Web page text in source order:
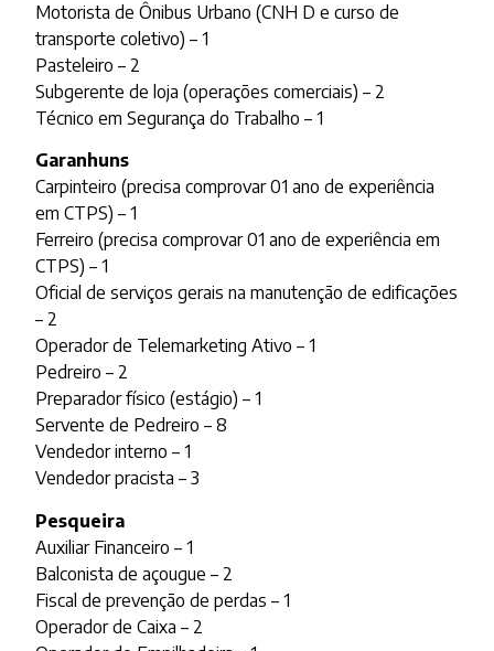
Motorista de Ônibus Urbano (CNH D e curso de
transporte coletivo) – 1
Pasteleiro – 2
Subgerente de loja (operações comerciais) – 2
Técnico em Segurança do Trabalho – 1
Garanhuns
Carpinteiro (precisa comprovar 01 ano de experiência
em CTPS) – 1
Ferreiro (precisa comprovar 01 ano de experiência em
CTPS) – 1
Oficial de serviços gerais na manutenção de edificações
– 2
Operador de Telemarketing Ativo – 1
Pedreiro – 2
Preparador físico (estágio) – 1
Servente de Pedreiro – 8
Vendedor interno – 1
Vendedor pracista – 3
Pesqueira
Auxiliar Financeiro – 1
Balconista de açougue – 2
Fiscal de prevenção de perdas – 1
Operador de Caixa – 2